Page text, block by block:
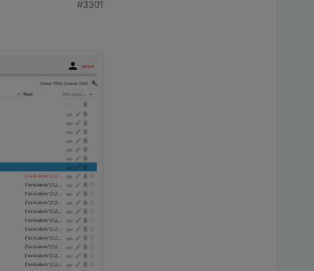
#3301